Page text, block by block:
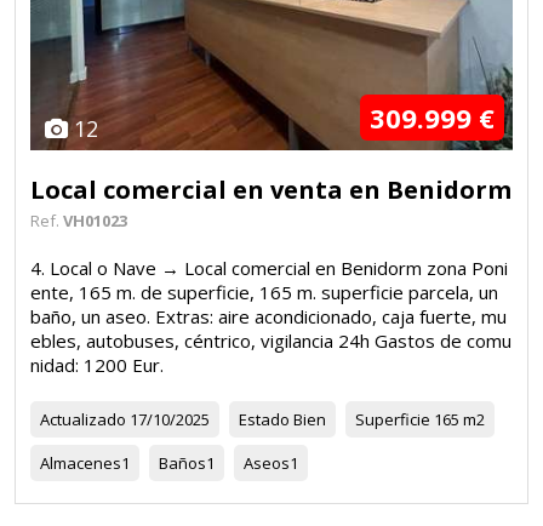
12 309.999 €
Local comercial en venta en Benidorm
Ref. VH01023
4. Local o Nave → Local comercial en Benidorm zona Poni
ente, 165 m. de superficie, 165 m. superficie parcela, un
baño, un aseo. Extras: aire acondicionado, caja fuerte, mu
ebles, autobuses, céntrico, vigilancia 24h Gastos de comu
nidad: 1200 Eur.
Actualizado 17/10/2025 Estado Bien Superficie 165 m2
Almacenes1 Baños1 Aseos1